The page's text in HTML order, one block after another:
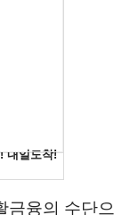
금융의 수단으